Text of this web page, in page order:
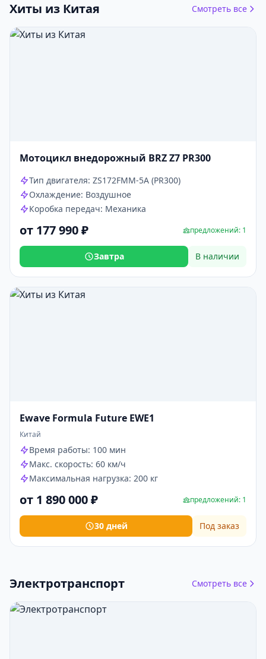
Хиты из Китая Смотреть все
Мотоцикл внедорожный BRZ Z7 PR300
Тип двигателя: ZS172FMM-5A (PR300)
Охлаждение: Воздушное
Коробка передач: Механика
от 177 990 ₽ предложений: 1
Завтра В наличии
Ewave Formula Future EWE1
Китай
Время работы: 100 мин
Макс. скорость: 60 км/ч
Максимальная нагрузка: 200 кг
от 1 890 000 ₽ предложений: 1
30 дней Под заказ
Электротранспорт Смотреть все